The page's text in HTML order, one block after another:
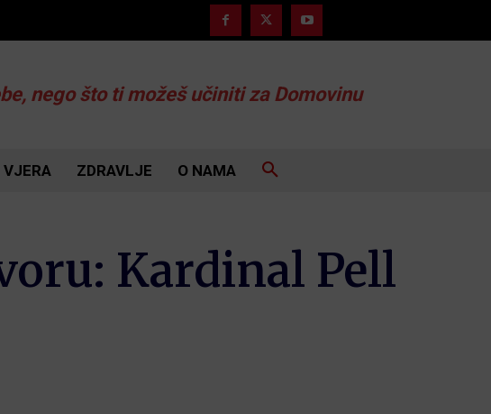
nego što ti možeš učiniti za Domovinu
VJERA ZDRAVLJE O NAMA
Kardinal Pell